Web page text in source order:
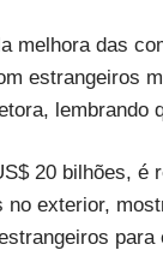
melhora das
estrangeiros
20 bilhões, é
no exterior,